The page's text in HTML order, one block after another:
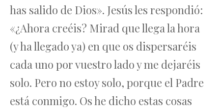
has salido de Dios». Jesús les respondió:
«¿Ahora creéis? Mirad que llega la hora
(y ha llegado ya) en que os dispersaréis
cada uno por vuestro lado y me dejaréis
solo. Pero no estoy solo, porque el Padre
está conmigo. Os he dicho estas cosas